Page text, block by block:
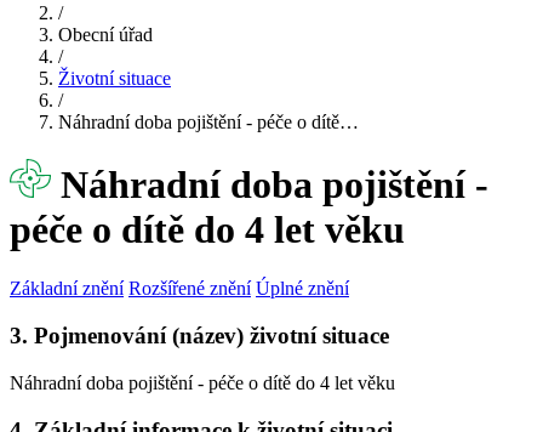
/
Obecní úřad
/
Životní situace
/
Náhradní doba pojištění - péče o dítě…
Náhradní doba pojištění -
péče o dítě do 4 let věku
Základní znění Rozšířené znění Úplné znění
3. Pojmenování (název) životní situace
Náhradní doba pojištění - péče o dítě do 4 let věku